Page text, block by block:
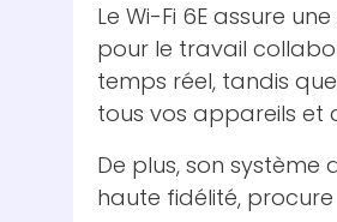
Le Wi-Fi 6E assure
pour le travail
temps réel, tandis
tous vos appareils et
De plus, son
haute fidélité,